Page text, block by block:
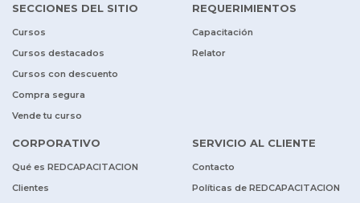
SECCIONES DEL SITIO
Cursos
Cursos destacados
Cursos con descuento
Compra segura
Vende tu curso
REQUERIMIENTOS
Capacitación
Relator
CORPORATIVO
Qué es REDCAPACITACION
Clientes
SERVICIO AL CLIENTE
Contacto
Políticas de REDCAPACITACION